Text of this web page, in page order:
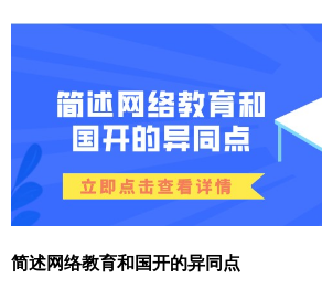
简述网络教育和国开的异同点